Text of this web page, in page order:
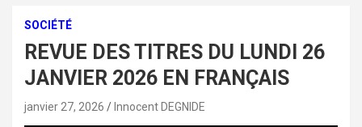
SOCIÉTÉ
REVUE DES TITRES DU LUNDI 26
JANVIER 2026 EN FRANÇAIS
janvier 27, 2026 Innocent DEGNIDE